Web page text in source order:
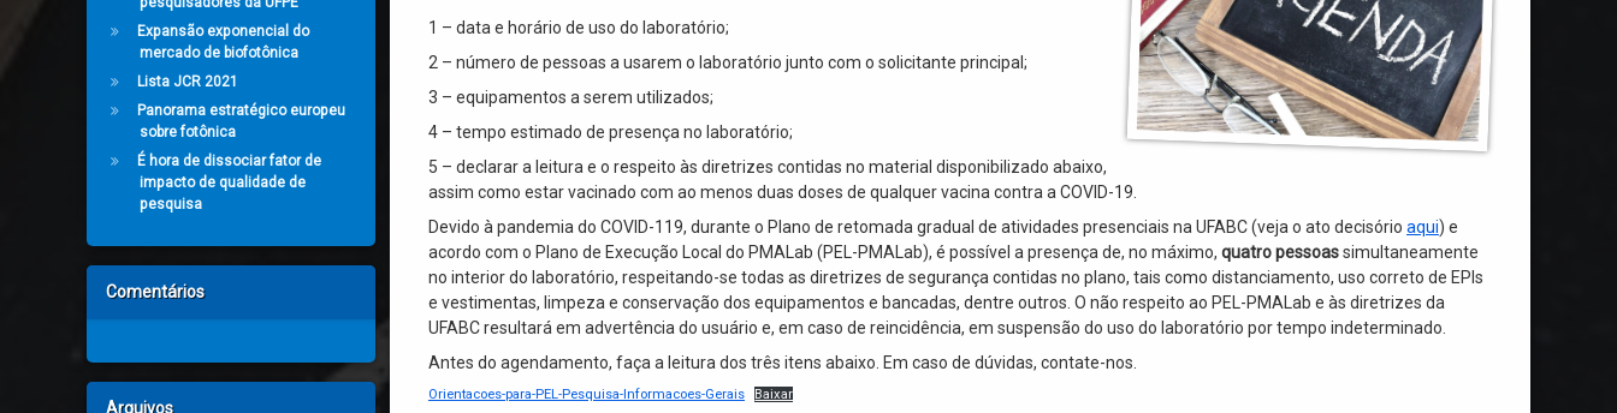
1 – data e horário de uso do laboratório;
2 – número de pessoas a usarem o laboratório junto com o solicitante principal;
3 – equipamentos a serem utilizados;
4 – tempo estimado de presença no laboratório;
5 – declarar a leitura e o respeito às diretrizes contidas no material disponibilizado abaixo,
assim como estar vacinado com ao menos duas doses de qualquer vacina contra a COVID-19.
Devido à pandemia do COVID-119, durante o Plano de retomada gradual de atividades presenciais na UFABC (veja o ato decisório aqui) e
acordo com o Plano de Execução Local do PMALab (PEL-PMALab), é possível a presença de, no máximo, quatro pessoassimultaneamente
no interior do laboratório, respeitando-se todas as diretrizes de segurança contidas no plano, tais como distanciamento, uso correto de EPIs
e vestimentas, limpeza e conservação dos equipamentos e bancadas, dentre outros. O não respeito ao PEL-PMALab e às diretrizes da
UFABC resultará em advertência do usuário e, em caso de reincidência, em suspensão do uso do laboratório por tempo indeterminado.
Antes do agendamento, faça a leitura dos três itens abaixo. Em caso de dúvidas, contate-nos.
Orientacoes-para-PEL-Pesquisa-Informacoes-Gerais Baixar
Expansão exponencial do
mercado de biofotônica
Lista JCR 2021
Panorama estratégico europeu
sobre fotônica
É hora de dissociar fator de
impacto de qualidade de
pesquisa
Comentários
Arquivos